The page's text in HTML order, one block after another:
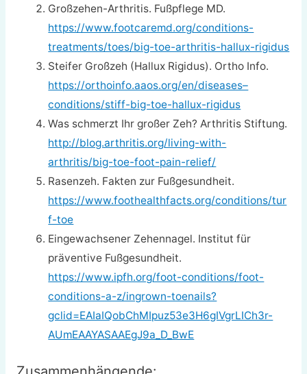
Großzehen-Arthritis. Fußpflege MD.
https://www.footcaremd.org/conditions-
treatments/toes/big-toe-arthritis-hallux-rigidus
Steifer Großzeh (Hallux Rigidus). Ortho Info.
https://orthoinfo.aaos.org/en/diseases–
conditions/stiff-big-toe-hallux-rigidus
Was schmerzt Ihr großer Zeh? Arthritis Stiftung.
http://blog.arthritis.org/living-with-
arthritis/big-toe-foot-pain-relief/
Rasenzeh. Fakten zur Fußgesundheit.
https://www.foothealthfacts.org/conditions/tur
f-toe
Eingewachsener Zehennagel. Institut für
präventive Fußgesundheit.
https://www.ipfh.org/foot-conditions/foot-
conditions-a-z/ingrown-toenails?
gclid=EAIaIQobChMIpuz53e3H6gIVgrLICh3r-
AUmEAAYASAAEgJ9a_D_BwE